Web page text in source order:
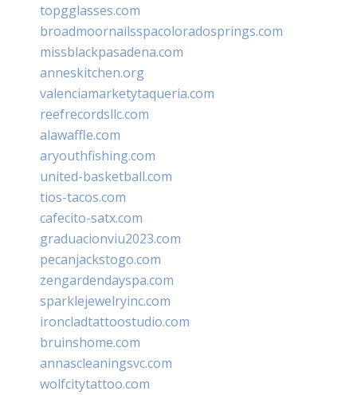
topgglasses.com
broadmoornailsspacoloradosprings.com
missblackpasadena.com
anneskitchen.org
valenciamarketytaqueria.com
reefrecordsllc.com
alawaffle.com
aryouthfishing.com
united-basketball.com
tios-tacos.com
cafecito-satx.com
graduacionviu2023.com
pecanjackstogo.com
zengardendayspa.com
sparklejewelryinc.com
ironcladtattoostudio.com
bruinshome.com
annascleaningsvc.com
wolfcitytattoo.com